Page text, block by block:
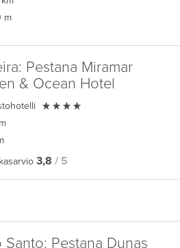
m
Pestana Miramar
& Ocean Hotel

3,8 / 5
Santo: Pestana Dunas